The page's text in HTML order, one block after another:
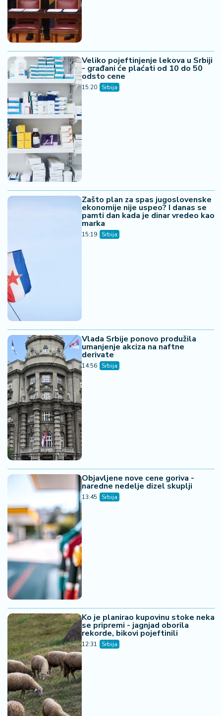
Veliko pojeftinjenje lekova u Srbiji
- građani će plaćati od 10 do 50
odsto cene
15:20 Srbija
Zašto plan za spas jugoslovenske
ekonomije nije uspeo? I danas se
pamti dan kada je dinar vredeo kao
marka
15:19 Srbija
Vlada Srbije ponovo produžila
umanjenje akciza na naftne
derivate
14:56 Srbija
Objavljene nove cene goriva -
naredne nedelje dizel skuplji
13:45 Srbija
Ko je planirao kupovinu stoke neka
se pripremi - jagnjad oborila
rekorde, bikovi pojeftinili
12:31 Srbija